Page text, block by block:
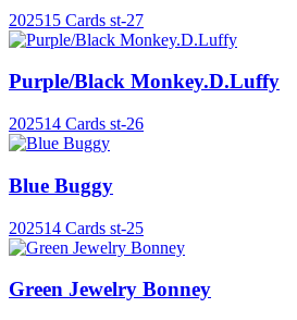
202515 Cards st-27
Purple/Black Monkey.D.Luffy
202514 Cards st-26
Blue Buggy
202514 Cards st-25
Green Jewelry Bonney